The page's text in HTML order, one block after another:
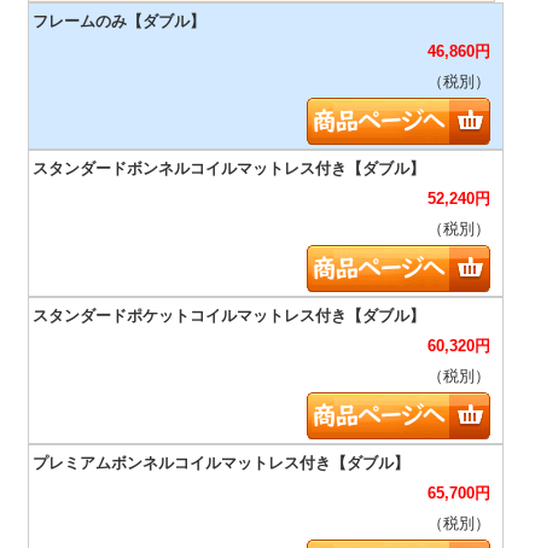
46,860円
（税別）
52,240円
（税別）
60,320円
（税別）
65,700円
（税別）